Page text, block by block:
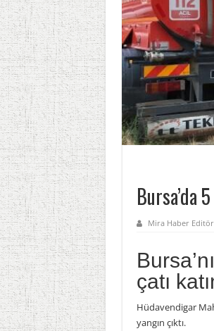
Bursa’da
Mira Haber
çatı
Hüdavendigar
yangın çıktı.